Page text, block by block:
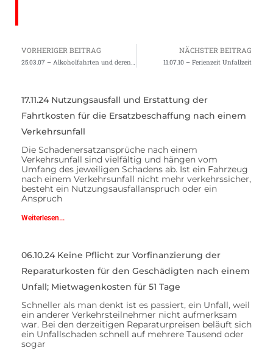
VORHERIGER BEITRAG NÄCHSTER BEITRAG
11.07.10 – Ferienzeit Unfallzeit
17.11.24 Nutzungsausfall und Erstattung der
Fahrtkosten für die Ersatzbeschaffung nach einem
Verkehrsunfall
Die Schadenersatzansprüche nach einem
Verkehrsunfall sind vielfältig und hängen vom
Umfang des jeweiligen Schadens ab. Ist ein Fahrzeug
nach einem Verkehrsunfall nicht mehr verkehrssicher,
besteht ein Nutzungsausfallanspruch oder ein
Anspruch
Weiterlesen...
06.10.24 Keine Pflicht zur Vorfinanzierung der
Reparaturkosten für den Geschädigten nach einem
Unfall; Mietwagenkosten für 51 Tage
Schneller als man denkt ist es passiert, ein Unfall, weil
ein anderer Verkehrsteilnehmer nicht aufmerksam
war. Bei den derzeitigen Reparaturpreisen beläuft sich
ein Unfallschaden schnell auf mehrere Tausend oder
sogar